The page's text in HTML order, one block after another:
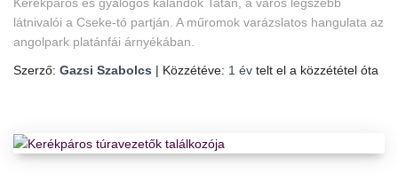
látnivalói a Cseke-tó partján. A műromok varázslatos hangulata az
angolpark platánfái árnyékában.
Szerző: Gazsi Szabolcs | Közzétéve: 1 év telt el a közzététel óta